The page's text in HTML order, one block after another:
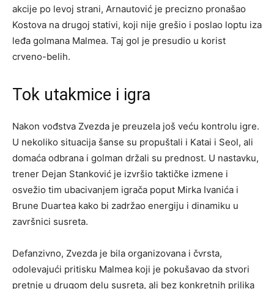
akcije po levoj strani, Arnautović je precizno pronašao
Kostova na drugoj stativi, koji nije grešio i poslao loptu iza
leđa golmana Malmea. Taj gol je presudio u korist
crveno-belih.
Tok utakmice i igra
Nakon vođstva Zvezda je preuzela još veću kontrolu igre.
U nekoliko situacija šanse su propuštali i Katai i Seol, ali
domaća odbrana i golman držali su prednost. U nastavku,
trener Dejan Stanković je izvršio taktičke izmene i
osvežio tim ubacivanjem igrača poput Mirka Ivanića i
Brune Duartea kako bi zadržao energiju i dinamiku u
završnici susreta.
Defanzivno, Zvezda je bila organizovana i čvrsta,
odolevajući pritisku Malmea koji je pokušavao da stvori
pretnje u drugom delu susreta, ali bez konkretnih prilika